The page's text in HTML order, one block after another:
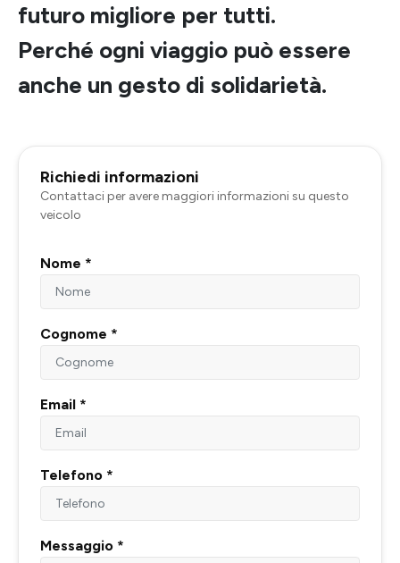
futuro migliore per tutti.
Perché ogni viaggio può essere
anche un gesto di solidarietà.
Richiedi informazioni
Contattaci per avere maggiori informazioni su questo
veicolo
Nome *
Cognome *
Email *
Telefono *
Messaggio *